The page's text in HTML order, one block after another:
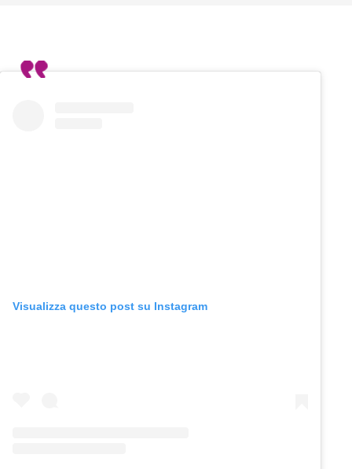
Visualizza questo post su Instagram